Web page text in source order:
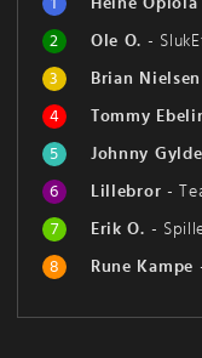
2
Ole O. -
3
Brian Nielsen
4
Tommy
5
Johnny
6
Lillebror -
7
Erik O. -
8
Rune Kampe